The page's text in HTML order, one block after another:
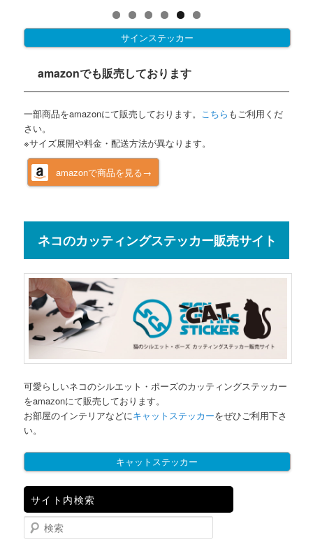
サインステッカー
amazonでも販売しております
一部商品をamazonにて販売しております。 こちら もご利用くだ
さい。
※サイズ展開や料金・配送方法が異なります。
amazonで商品を見る→
ネコのカッティングステッカー販売サイト
可愛らしいネコのシルエット・ポーズのカッティングステッカー
をamazonにて販売しております。
お部屋のインテリアなどにキャットステッカーをぜひご利用下さ
い。
キャットステッカー
サイト内検索
検索